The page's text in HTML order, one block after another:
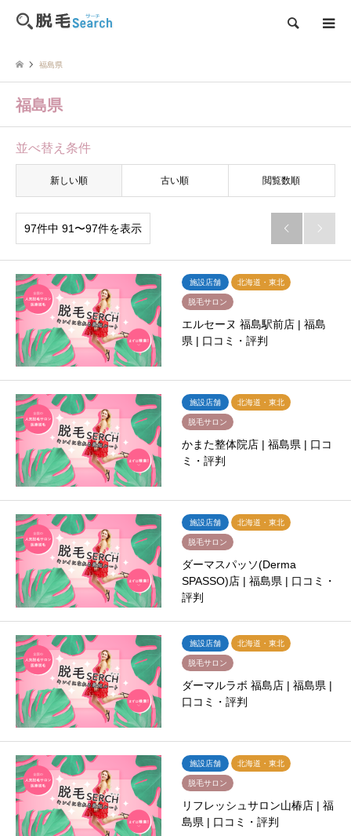
検索
福島県
福島県
並べ替え条件
新しい順 古い順 閲覧数順
97件中 91〜97件を表示  
施設店舗 北海道・東北
脱毛サロン
エルセーヌ 福島駅前店 | 福島
県 | 口コミ・評判
施設店舗 北海道・東北
脱毛サロン
かまた整体院店 | 福島県 | 口コ
ミ・評判
施設店舗 北海道・東北
脱毛サロン
ダーマスパッソ(Derma
SPASSO)店 | 福島県 | 口コミ・
評判
施設店舗 北海道・東北
脱毛サロン
ダーマルラボ 福島店 | 福島県 |
口コミ・評判
施設店舗 北海道・東北
脱毛サロン
リフレッシュサロン山椿店 | 福
島県 | 口コミ・評判